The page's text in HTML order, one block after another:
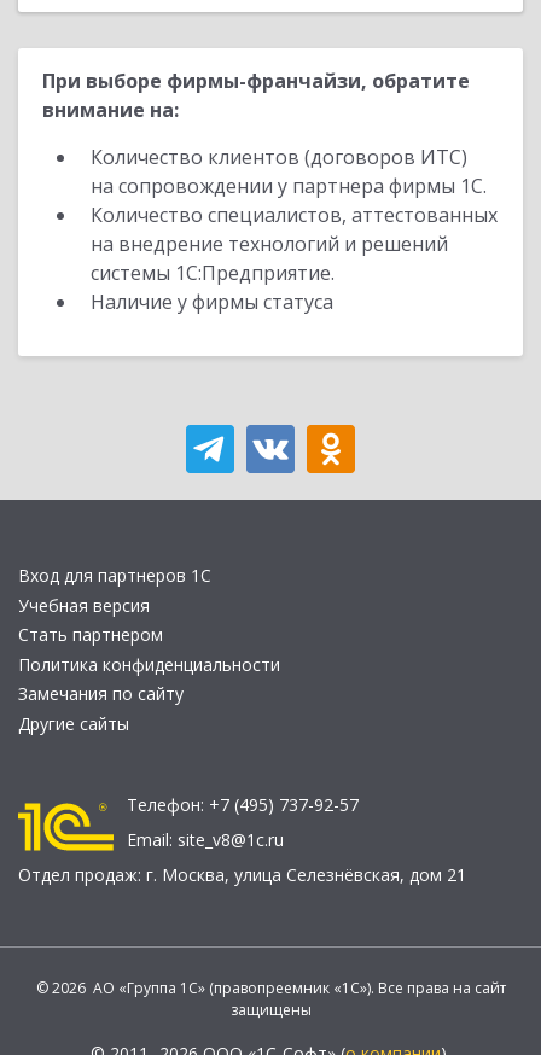
При выборе фирмы-франчайзи, обратите
внимание на:
Количество клиентов (договоров ИТС)
на сопровождении у партнера фирмы 1С.
Количество специалистов, аттестованных
на внедрение технологий и решений
системы 1С:Предприятие.
Наличие у фирмы статуса
Вход для партнеров 1С
Учебная версия
Стать партнером
Политика конфиденциальности
Замечания по сайту
Другие сайты
Телефон: +7 (495) 737-92-57
Email: site_v8@1c.ru
Отдел продаж: г. Москва, улица Селезнёвская, дом 21
© 2026 АО «Группа 1С» (правопреемник «1С»). Все права на сайт
защищены